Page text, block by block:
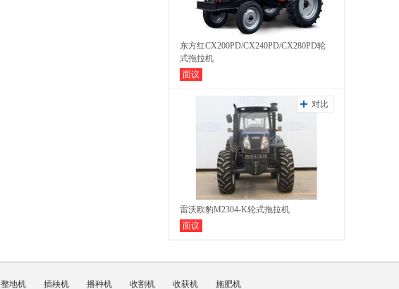
东方红CX200PD/CX240PD/CX280PD轮
式拖拉机
面议
雷沃欧豹M2304-K轮式拖拉机
面议
对比
整地机 插秧机 播种机 收割机 收获机 施肥机